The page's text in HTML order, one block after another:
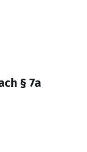
§ 7a